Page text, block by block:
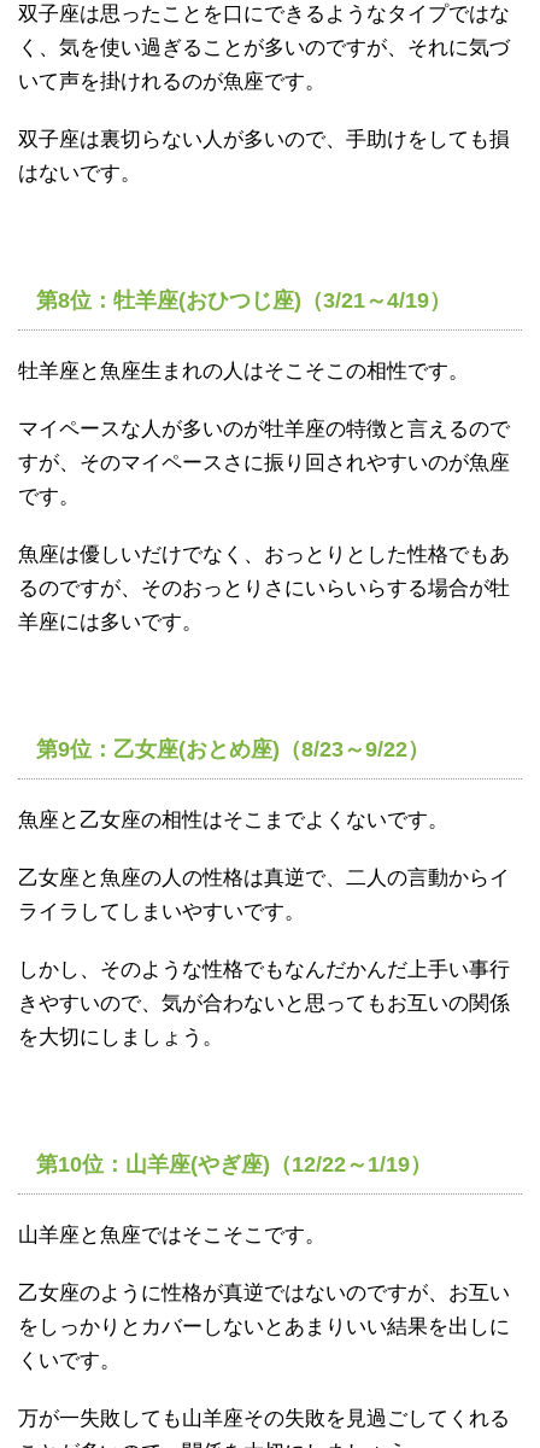
双子座は思ったことを口にできるようなタイプではな
く、気を使い過ぎることが多いのですが、それに気づ
いて声を掛けれるのが魚座です。
双子座は裏切らない人が多いので、手助けをしても損
はないです。
第8位：牡羊座(おひつじ座)（3/21～4/19）
牡羊座と魚座生まれの人はそこそこの相性です。
マイペースな人が多いのが牡羊座の特徴と言えるので
すが、そのマイペースさに振り回されやすいのが魚座
です。
魚座は優しいだけでなく、おっとりとした性格でもあ
るのですが、そのおっとりさにいらいらする場合が牡
羊座には多いです。
第9位：乙女座(おとめ座)（8/23～9/22）
魚座と乙女座の相性はそこまでよくないです。
乙女座と魚座の人の性格は真逆で、二人の言動からイ
ライラしてしまいやすいです。
しかし、そのような性格でもなんだかんだ上手い事行
きやすいので、気が合わないと思ってもお互いの関係
を大切にしましょう。
第10位：山羊座(やぎ座)（12/22～1/19）
山羊座と魚座ではそこそこです。
乙女座のように性格が真逆ではないのですが、お互い
をしっかりとカバーしないとあまりいい結果を出しに
くいです。
万が一失敗しても山羊座その失敗を見過ごしてくれる